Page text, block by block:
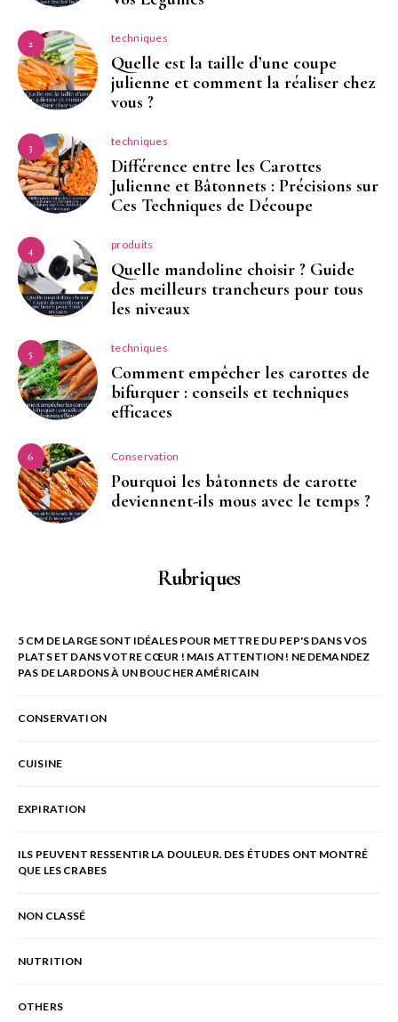
2 techniques
Quelle est la taille d’une coupe
julienne et comment la réaliser chez
vous ?
3 techniques
Différence entre les Carottes
Julienne et Bâtonnets : Précisions sur
Ces Techniques de Découpe
4 produits
Quelle mandoline choisir ? Guide
des meilleurs trancheurs pour tous
les niveaux
5 techniques
Comment empêcher les carottes de
bifurquer : conseils et techniques
efficaces
6 Conservation
Pourquoi les bâtonnets de carotte
deviennent-ils mous avec le temps ?
Rubriques
5 CM DE LARGE SONT IDÉALES POUR METTRE DU PEP'S DANS VOS
PLATS ET DANS VOTRE CŒUR ! MAIS ATTENTION ! NE DEMANDEZ
PAS DE LARDONS À UN BOUCHER AMÉRICAIN
CONSERVATION
CUISINE
EXPIRATION
ILS PEUVENT RESSENTIR LA DOULEUR. DES ÉTUDES ONT MONTRÉ
QUE LES CRABES
NON CLASSÉ
NUTRITION
OTHERS